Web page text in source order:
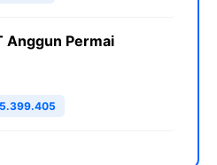
Anggun Permai